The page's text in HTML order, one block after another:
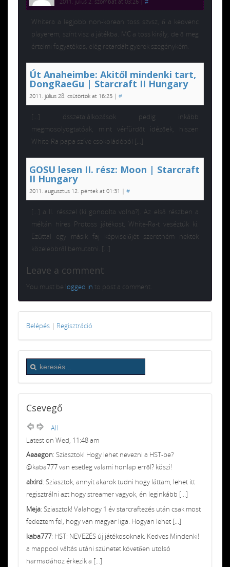
Whitera a legjobb non-korean toss szvsz, ő a kedvenc
playerem, színt visz a játékba. MC a toss király, de ő meg
értelmi fogyatékos, elég retardált gyerek szegénykém.
Út Anaheimbe: Akitől mindenki tart,
DongRaeGu | Starcraft II Hungary
2011. július 28. csütörtök at 16:25 | #
[…] összetalálkozások pedig inkább
megmosolyogtatóak, mint vérfürdőt idézőek, hiszen
White-Ra papa szíve csokoládéból […]
GOSU lesen II. rész: Moon | Starcraft
II Hungary
2011. augusztus 12. péntek at 01:31 | #
[…] a II. résszel (ki gondolta volna?). Az első részben a
méltán híres Protoss játékost, White-Ra-t veséztük ki.
Ezúttal egy másik faj képviselőjét szeretném nektek
közelebbről bemutatni. […]
Leave a comment
You must be logged in to post a comment.
Belépés | Regisztráció
Csevegő
All
Latest on Wed, 11:48 am
Aeaegon: Sziasztok! Hogy lehet nevezni a HST-be?
@kaba777 van esetleg valami honlap erről? köszi!
alxird: Sziasztok, annyit akarok tudni hogy láttam, lehet itt
regisztrálni azt hogy streamer vagyok, én leginkább [...]
Meja: Sziasztok! Valahogy 1 év starcraftezés után csak most
fedeztem fel, hogy van magyar liga. Hogyan lehet [...]
kaba777: HST: NEVEZÉS új játékosoknak. Kedves Mindenki!
a mappool váltás utáni szünetet követően utolsó
harmadához érkezik a [...]